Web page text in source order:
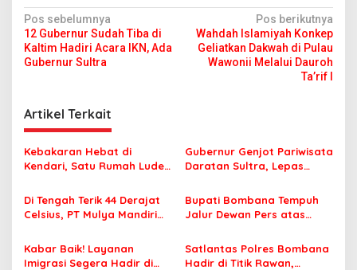
t
N
a
v
g
a
s
i
p
o
s
Pos sebelumnya
12 Gubernur Sudah Tiba di
Kaltim Hadiri Acara IKN, Ada
Gubernur Sultra
Pos berikutnya
Wahdah Islamiyah Konkep
Geliatkan Dakwah di Pulau
Wawonii Melalui Dauroh
Ta’rif I
Artikel Terkait
Kebakaran Hebat di
Kendari, Satu Rumah Ludes
Gubernur Genjot Pariwisata
Daratan Sultra, Lepas
Tiga Kabupaten Unggulan
Di Tengah Terik 44 Derajat
Celsius, PT Mulya Mandiri
Jamaah Tetap Sehat dan
Nyaman Beribadah
Bupati Bombana Tempuh
Jalur Dewan Pers atas
Korupsi Jembatan Cirauci II
Kabar Baik! Layanan
Imigrasi Segera Hadir di
Satlantas Polres Bombana
Hadir di Titik Rawan,